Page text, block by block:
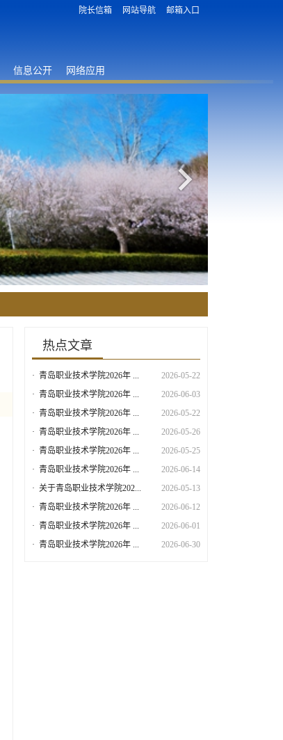
院长信箱 网站导航 邮箱入口
信息公开 网络应用
热点文章
· 青岛职业技术学院2026年 ...
2026-05-22
· 青岛职业技术学院2026年 ...
2026-06-03
· 青岛职业技术学院2026年 ...
2026-05-22
· 青岛职业技术学院2026年 ...
2026-05-26
· 青岛职业技术学院2026年 ...
2026-05-25
· 青岛职业技术学院2026年 ...
2026-06-14
· 关于青岛职业技术学院202...
2026-05-13
· 青岛职业技术学院2026年 ...
2026-06-12
· 青岛职业技术学院2026年 ...
2026-06-01
· 青岛职业技术学院2026年 ... 2026-06-30